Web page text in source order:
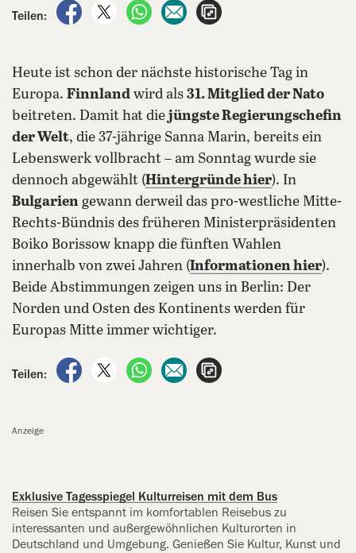
Teilen:
auf Facebook teilen
auf X teilenper WhatsApp teilen
per E-Mail teilen
Heute ist schon der nächste historische Tag in
Europa. Finnland wird als 31. Mitglied der Nato
beitreten. Damit hat diejüngste Regierungschefin
der Welt, die 37-jährige Sanna Marin, bereits ein
Lebenswerk vollbracht – am Sonntag wurde sie
dennoch abgewählt (Hintergründe hier). In
Bulgarien gewann derweil das pro-westliche Mitte-
Rechts-Bündnis des früheren Ministerpräsidenten
Boiko Borissow knapp die fünften Wahlen
innerhalb von zwei Jahren (Informationen hier).
Beide Abstimmungen zeigen uns in Berlin: Der
Norden und Osten des Kontinents werden für
Europas Mitte immer wichtiger.
Teilen:
auf Facebook teilen
auf X teilenper WhatsApp teilen
per E-Mail teilen
Anzeige
Exklusive Tagesspiegel Kulturreisen mit dem Bus
Reisen Sie entspannt im komfortablen Reisebus zu
interessanten und außergewöhnlichen Kulturorten in
Deutschland und Umgebung. Genießen Sie Kultur, Kunst und